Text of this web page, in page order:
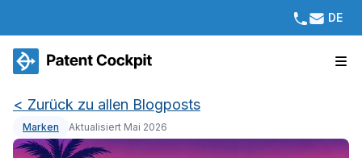
DE
< Zurück zu allen Blogposts
Marken Aktualisiert Mai 2026